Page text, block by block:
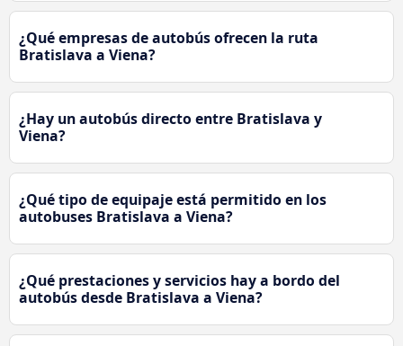
¿Qué empresas de autobús ofrecen la ruta
Bratislava a Viena?
¿Hay un autobús directo entre Bratislava y
Viena?
¿Qué tipo de equipaje está permitido en los
autobuses Bratislava a Viena?
¿Qué prestaciones y servicios hay a bordo del
autobús desde Bratislava a Viena?